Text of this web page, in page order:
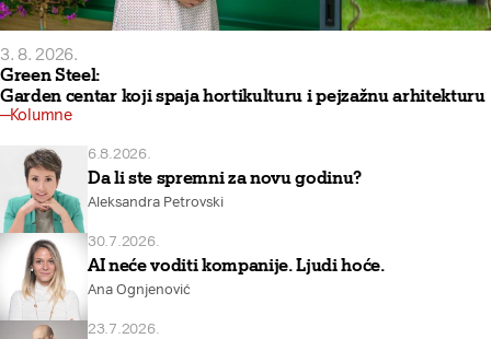
3. 8. 2026.
Green Steel:
Garden centar koji spaja hortikulturu i pejzažnu arhitekturu
Kolumne
6.8.2026.
Da li ste spremni za novu godinu?
Aleksandra Petrovski
30.7.2026.
AI neće voditi kompanije. Ljudi hoće.
Ana Ognjenović
23.7.2026.